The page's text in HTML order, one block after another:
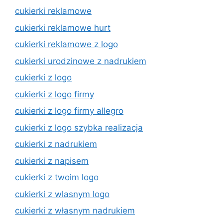
cukierki reklamowe
cukierki reklamowe hurt
cukierki reklamowe z logo
cukierki urodzinowe z nadrukiem
cukierki z logo
cukierki z logo firmy
cukierki z logo firmy allegro
cukierki z logo szybka realizacja
cukierki z nadrukiem
cukierki z napisem
cukierki z twoim logo
cukierki z wlasnym logo
cukierki z własnym nadrukiem